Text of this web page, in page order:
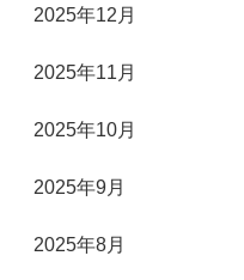
2025年12月
2025年11月
2025年10月
2025年9月
2025年8月